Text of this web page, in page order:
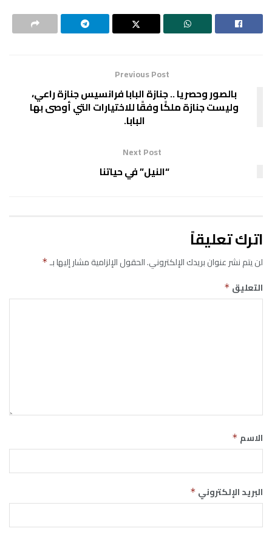
Previous Post
بالصور وحصريا .. جنازة البابا فرانسيس جنازة راعي،
وليست جنازة ملكًا وفقًا للاختيارات التي أوصى بها
البابا.
Next Post
“النيل” في حياتنا
اترك تعليقاً
لن يتم نشر عنوان بريدك الإلكتروني.الحقول الإلزامية مشار إليها بـ*
التعليق *
الاسم *
البريد الإلكتروني *